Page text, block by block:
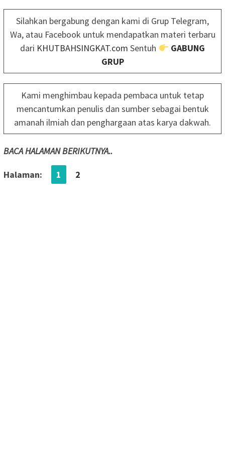
Silahkan bergabung dengan kami di Grup Telegram,
Wa, atau Facebook untuk mendapatkan materi terbaru
dari KHUTBAHSINGKAT.com Sentuh
GABUNG
GRUP
Kami menghimbau kepada pembaca untuk tetap
mencantumkan penulis dan sumber sebagai bentuk
amanah ilmiah dan penghargaan atas karya dakwah.
BACA HALAMAN BERIKUTNYA..
Halaman: 1 2